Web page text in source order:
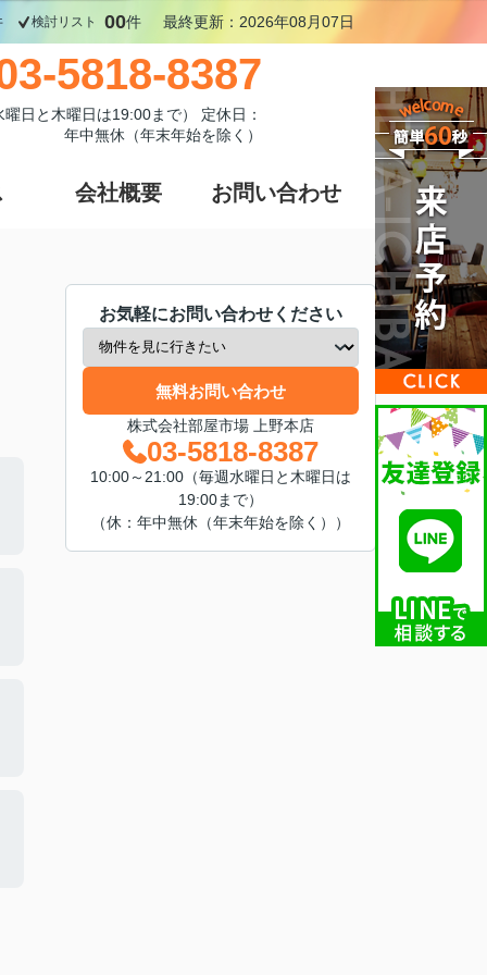
検討リスト 00件 最終更新：2026年08月07日
5818-8387
日と木曜日は19:00まで） 定休日：
年中無休（年末年始を除く）
会社概要 お問い合わせ
お気軽にお問い合わせください
無料お問い合わせ
株式会社部屋市場 上野本店
03-5818-8387
10:00～21:00（毎週水曜日と木曜日は
19:00まで）
（休：年中無休（年末年始を除く））